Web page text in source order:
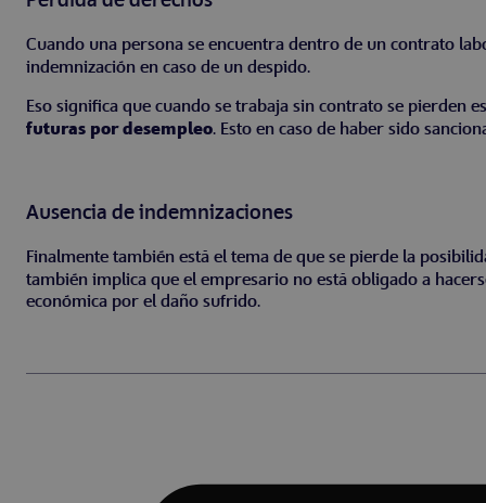
Cuando una persona se encuentra dentro de un contrato
indemnización en caso de un despido.
Eso significa que cuando se trabaja sin contrato se pierden
futuras por desempleo. Esto en caso de haber sido
Ausencia de indemnizaciones
Finalmente también está el tema de que se pierde la
también implica que el empresario no está obligado a
económica por el daño sufrido.